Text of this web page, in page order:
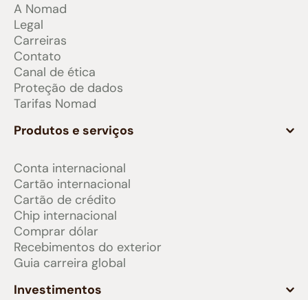
A Nomad
Legal
Carreiras
Contato
Canal de ética
Proteção de dados
Tarifas Nomad
Produtos e serviços
Conta internacional
Cartão internacional
Cartão de crédito
Chip internacional
Comprar dólar
Recebimentos do exterior
Guia carreira global
Investimentos